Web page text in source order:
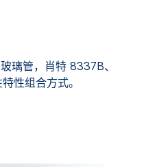
璃管，肖特 8337B、
性组合方式。